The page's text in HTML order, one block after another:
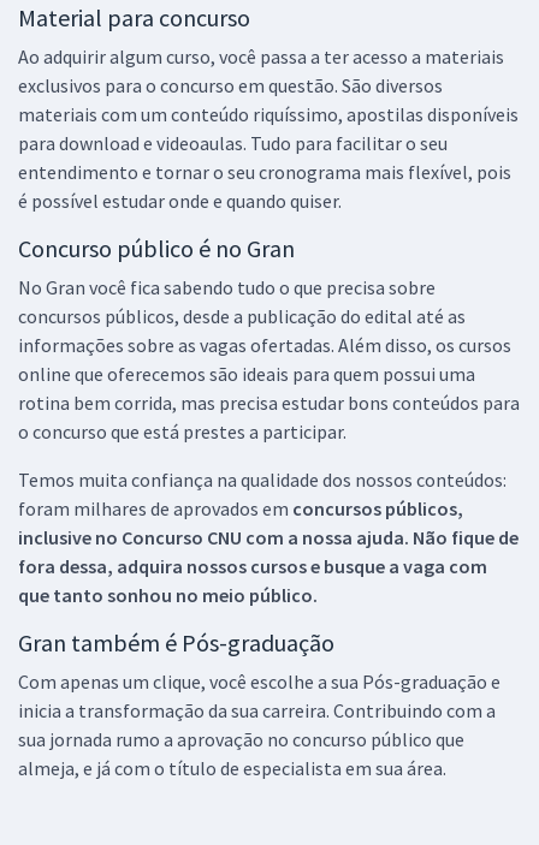
Material para concurso
Ao adquirir algum curso, você passa a ter acesso a materiais
exclusivos para o concurso em questão. São diversos
materiais com um conteúdo riquíssimo, apostilas disponíveis
para download e videoaulas. Tudo para facilitar o seu
entendimento e tornar o seu cronograma mais flexível, pois
é possível estudar onde e quando quiser.
Concurso público é no Gran
No Gran você fica sabendo tudo o que precisa sobre
concursos públicos, desde a publicação do edital até as
informações sobre as vagas ofertadas. Além disso, os cursos
online que oferecemos são ideais para quem possui uma
rotina bem corrida, mas precisa estudar bons conteúdos para
o concurso que está prestes a participar.
Temos muita confiança na qualidade dos nossos conteúdos:
foram milhares de aprovados em concursos públicos,
inclusive no Concurso CNU com a nossa ajuda. Não fique de
fora dessa, adquira nossos cursos e busque a vaga com
que tanto sonhou no meio público.
Gran também é Pós-graduação
Com apenas um clique, você escolhe a sua Pós-graduação e
inicia a transformação da sua carreira. Contribuindo com a
sua jornada rumo a aprovação no concurso público que
almeja, e já com o título de especialista em sua área.